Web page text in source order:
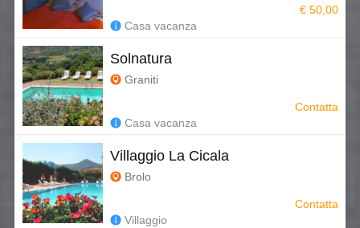
Casa vacanza
€ 50,00
Solnatura
Graniti
Casa vacanza
Contatta
Villaggio La Cicala
Brolo
Villaggio
Contatta